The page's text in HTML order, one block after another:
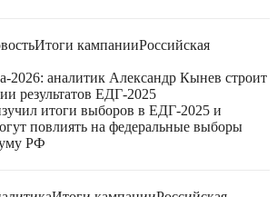
Итоги кампанииРоссийская
2026: аналитик Александр Кынев строит
результатов ЕДГ-2025
итоги выборов в ЕДГ-2025 и
повлиять на федеральные выборы
РФ